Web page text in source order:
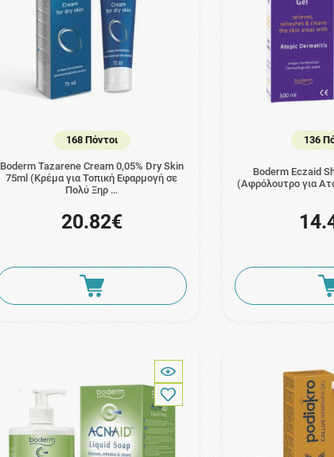
168 Πόντοι
Boderm Tazarene Cream 0,05% Dry Skin
75ml (Κρέμα για Τοπική Εφαρμογή σε
Πολύ Ξηρ …
20.82€
136
Boderm Eczaid
(Αφρόλουτρο για